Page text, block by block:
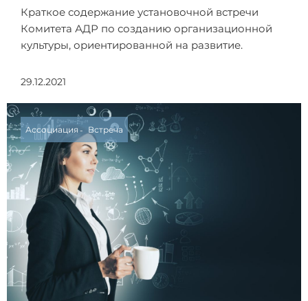
Краткое содержание установочной встречи
Комитета АДР по созданию организационной
культуры, ориентированной на развитие.
29.12.2021
Ассоциация Встреча